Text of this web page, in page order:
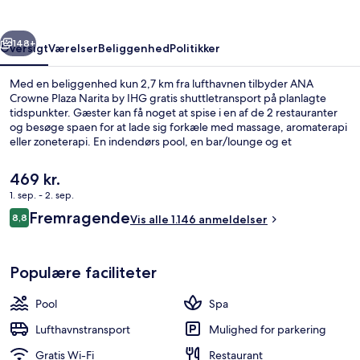
2 restauranter; serverer aftensmad
Næste
148+
OversigtVærelserBeliggenhedPolitikker
Med en beliggenhed kun 2,7 km fra lufthavnen tilbyder ANA
Crowne Plaza Narita by IHG gratis shuttletransport på planlagte
tidspunkter. Gæster kan få noget at spise i en af de 2 restauranter
og besøge spaen for at lade sig forkæle med massage, aromaterapi
eller zoneterapi. En indendørs pool, en bar/lounge og et
personale og morgenmad får rigtig gode bedømmelser fra
rejsende.
Den
nuværende
pris
er
469 kr.
1. sep. - 2. sep.
Anmeldelser
8,88,8 ud af 10.
FremragendeVis alle 1.146 anmeldelser
Populære faciliteter
Pool
Spa
Lufthavnstransport
Mulighed for parkering
Gratis Wi-Fi
Restaurant